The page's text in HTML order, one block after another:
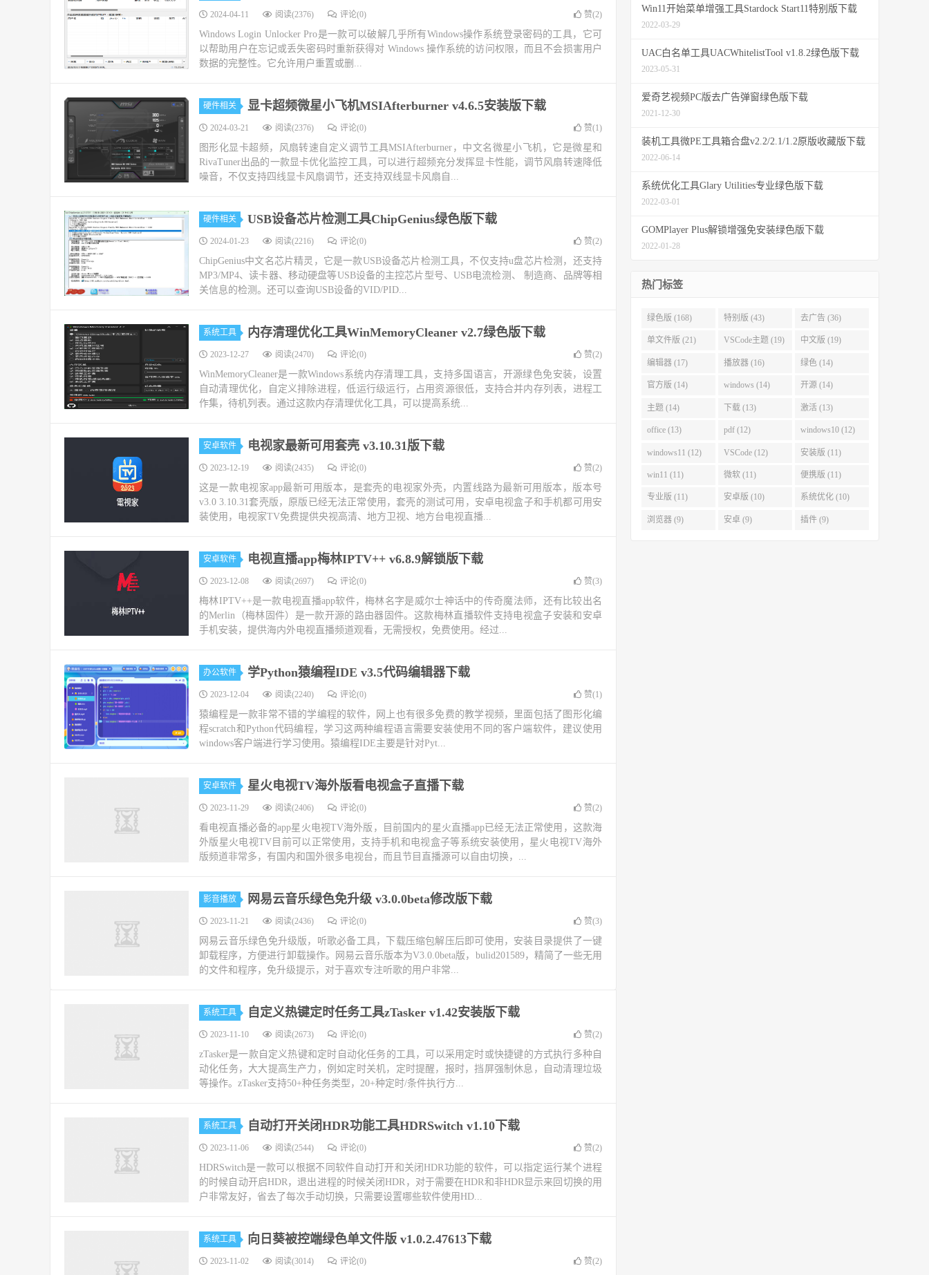
2024-04-11 阅读(2376) 评论(0) 赞(2)
Windows Login Unlocker Pro是一款可以破解几乎所有Windows操作系统登录密码的工具，它可
以帮助用户在忘记或丢失密码时重新获得对 Windows 操作系统的访问权限，而且不会损害用户
数据的完整性。它允许用户重置或删...
硬件相关 显卡超频微星小飞机MSIAfterburner v4.6.5安装版下载
2024-03-21 阅读(2376) 评论(0) 赞(1)
图形化显卡超频，风扇转速自定义调节工具MSIAfterburner，中文名微星小飞机，它是微星和
RivaTuner出品的一款显卡优化监控工具，可以进行超频充分发挥显卡性能，调节风扇转速降低
噪音，不仅支持四线显卡风扇调节，还支持双线显卡风扇自...
硬件相关 USB设备芯片检测工具ChipGenius绿色版下载
2024-01-23 阅读(2216) 评论(0) 赞(2)
ChipGenius中文名芯片精灵，它是一款USB设备芯片检测工具，不仅支持u盘芯片检测，还支持
MP3/MP4、读卡器、移动硬盘等USB设备的主控芯片型号、USB电流检测、 制造商、品牌等相
关信息的检测。还可以查询USB设备的VID/PID...
系统工具 内存清理优化工具WinMemoryCleaner v2.7绿色版下载
2023-12-27 阅读(2470) 评论(0) 赞(2)
WinMemoryCleaner是一款Windows系统内存清理工具，支持多国语言，开源绿色免安装，设置
自动清理优化，自定义排除进程，低运行级运行，占用资源很低，支持合并内存列表，进程工
作集，待机列表。通过这款内存清理优化工具，可以提高系统...
安卓软件 电视家最新可用套壳 v3.10.31版下载
2023-12-19 阅读(2435) 评论(0) 赞(2)
这是一款电视家app最新可用版本，是套壳的电视家外壳，内置线路为最新可用版本，版本号
v3.0 3.10.31套壳版，原版已经无法正常使用，套壳的测试可用，安卓电视盒子和手机都可用安
装使用，电视家TV免费提供央视高清、地方卫视、地方台电视直播...
安卓软件 电视直播app梅林IPTV++ v6.8.9解锁版下载
2023-12-08 阅读(2697) 评论(0) 赞(3)
梅林IPTV++是一款电视直播app软件，梅林名字是威尔士神话中的传奇魔法师，还有比较出名
的Merlin（梅林固件）是一款开源的路由器固件。这款梅林直播软件支持电视盒子安装和安卓
手机安装，提供海内外电视直播频道观看，无需授权，免费使用。经过...
办公软件 学Python猿编程IDE v3.5代码编辑器下载
2023-12-04 阅读(2240) 评论(0) 赞(1)
猿编程是一款非常不错的学编程的软件，网上也有很多免费的教学视频，里面包括了图形化编
程scratch和Python代码编程，学习这两种编程语言需要安装使用不同的客户端软件，建议使用
windows客户端进行学习使用。猿编程IDE主要是针对Pyt...
安卓软件 星火电视TV海外版看电视盒子直播下载
2023-11-29 阅读(2406) 评论(0) 赞(2)
看电视直播必备的app星火电视TV海外版，目前国内的星火直播app已经无法正常使用，这款海
外版星火电视TV目前可以正常使用，支持手机和电视盒子等系统安装使用，星火电视TV海外
版频道非常多，有国内和国外很多电视台，而且节目直播源可以自由切换，...
影音播放 网易云音乐绿色免升级 v3.0.0beta修改版下载
2023-11-21 阅读(2436) 评论(0) 赞(3)
网易云音乐绿色免升级版，听歌必备工具，下载压缩包解压后即可使用，安装目录提供了一键
卸载程序，方便进行卸载操作。网易云音乐版本为V3.0.0beta版，bulid201589，精简了一些无用
的文件和程序，免升级提示，对于喜欢专注听歌的用户非常...
系统工具 自定义热键定时任务工具zTasker v1.42安装版下载
2023-11-10 阅读(2673) 评论(0) 赞(2)
zTasker是一款自定义热键和定时自动化任务的工具，可以采用定时或快捷键的方式执行多种自
动化任务，大大提高生产力，例如定时关机，定时提醒，报时，挡屏强制休息，自动清理垃圾
等操作。zTasker支持50+种任务类型，20+种定时/条件执行方...
系统工具 自动打开关闭HDR功能工具HDRSwitch v1.10下载
2023-11-06 阅读(2544) 评论(0) 赞(2)
HDRSwitch是一款可以根据不同软件自动打开和关闭HDR功能的软件，可以指定运行某个进程
的时候自动开启HDR，退出进程的时候关闭HDR，对于需要在HDR和非HDR显示来回切换的用
户非常友好，省去了每次手动切换，只需要设置哪些软件使用HD...
系统工具 向日葵被控端绿色单文件版 v1.0.2.47613下载
2023-11-02 阅读(3014) 评论(0) 赞(2)
Win11开始菜单增强工具Stardock Start11特别版下载
2022-03-29
UAC白名单工具UACWhitelistTool v1.8.2绿色版下载
2023-05-31
爱奇艺视频PC版去广告弹窗绿色版下载
2021-12-30
装机工具微PE工具箱合盘v2.2/2.1/1.2原版收藏版下载
2022-06-14
系统优化工具Glary Utilities专业绿色版下载
2022-03-01
GOMPlayer Plus解锁增强免安装绿色版下载
2022-01-28
热门标签
绿色版 (168) 特别版 (43) 去广告 (36)
单文件版 (21) VSCode主题 (19) 中文版 (19)
编辑器 (17) 播放器 (16) 绿色 (14)
官方版 (14) windows (14) 开源 (14)
主题 (14) 下载 (13) 激活 (13)
office (13) pdf (12) windows10 (12)
windows11 (12) VSCode (12) 安装版 (11)
win11 (11) 微软 (11) 便携版 (11)
专业版 (11) 安卓版 (10) 系统优化 (10)
浏览器 (9) 安卓 (9) 插件 (9)